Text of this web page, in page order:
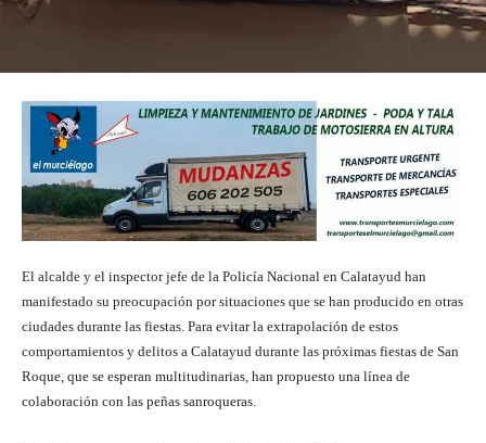
El alcalde y el inspector jefe de la Policía Nacional en Calatayud han
manifestado su preocupación por situaciones que se han producido en otras
ciudades durante las fiestas. Para evitar la extrapolación de estos
comportamientos y delitos a Calatayud durante las próximas fiestas de San
Roque, que se esperan multitudinarias, han propuesto una línea de
colaboración con las peñas sanroqueras.